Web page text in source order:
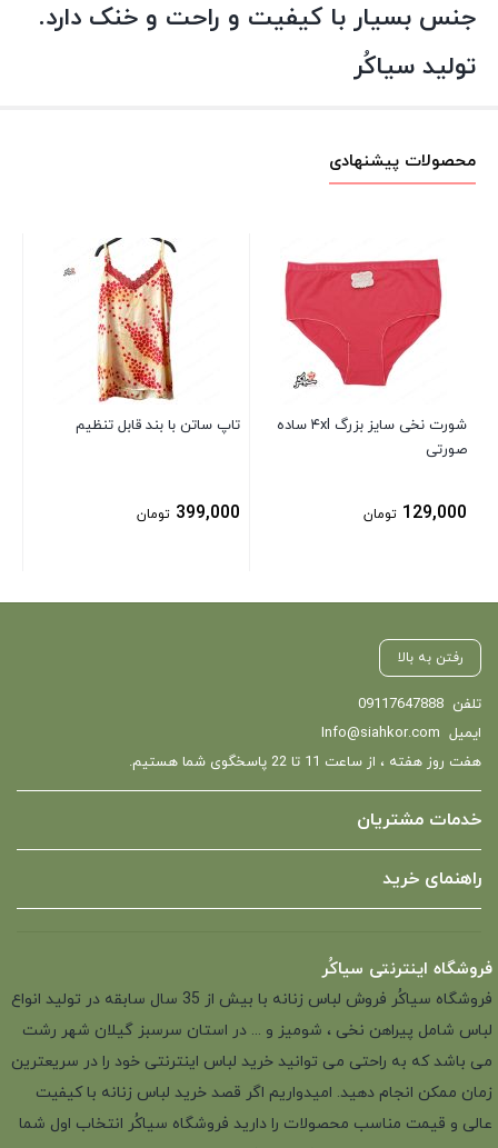
جنس بسیار با کیفیت و راحت و خنک دارد.
تولید سیاکُر
محصولات پیشنهادی
شورت نخی سایز بزرگ ۴xl ساده
صورتی
129,000 تومان
تاپ ساتن با بند قابل تنظیم
399,000 تومان
رفتن به بالا
تلفن 09117647888
ایمیل Info@siahkor.com
هفت روز هفته ، از ساعت 11 تا 22 پاسخگوی شما هستیم.
خدمات مشتریان
راهنمای خرید
فروشگاه اینترنتی سیاکُر
فروشگاه سیاکُر فروش لباس زنانه با بیش از 35 سال سابقه در تولید انواع
لباس شامل پیراهن نخی ، شومیز و ... در استان سرسبز گیلان شهر رشت
می باشد که به راحتی می توانید خرید لباس اینترنتی خود را در سریعترین
زمان ممکن انجام دهید. امیدواریم اگر قصد خرید لباس زنانه با کیفیت
عالی و قیمت مناسب محصولات را دارید فروشگاه سیاکُر انتخاب اول شما